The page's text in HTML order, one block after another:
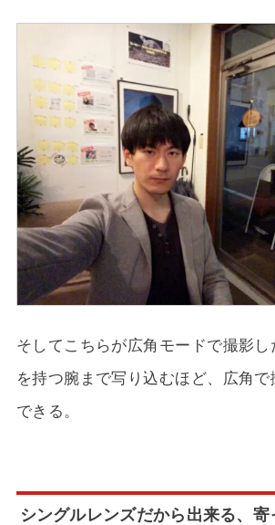
そしてこちらが広角モードで撮影し
を持つ腕まで写り込むほど、広角
できる。
シングルレンズだから出来る、